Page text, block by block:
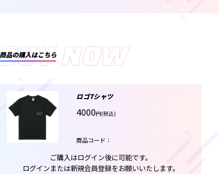
NOW
品の購入はこちら
ロゴTシャツ
4000円(税込)
商品コード：
ご購入はログイン後に可能です。
ログインまたは新規会員登録をお願いいたします。